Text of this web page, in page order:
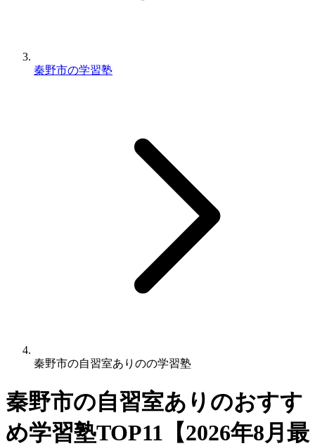
秦野市の学習塾
秦野市の自習室ありのの学習塾
秦野市の自習室ありのおすす
め学習塾TOP11【2026年8月最